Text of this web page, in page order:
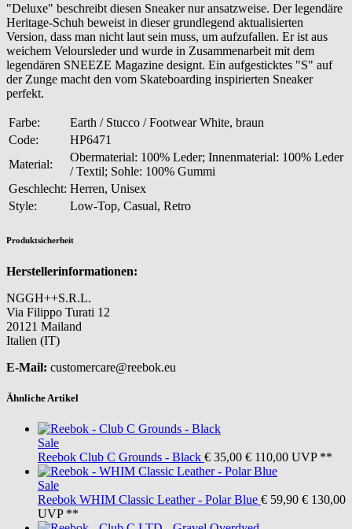
"Deluxe" beschreibt diesen Sneaker nur ansatzweise. Der legendäre
Heritage-Schuh beweist in dieser grundlegend aktualisierten
Version, dass man nicht laut sein muss, um aufzufallen. Er ist aus
weichem Veloursleder und wurde in Zusammenarbeit mit dem
legendären SNEEZE Magazine designt. Ein aufgesticktes "S" auf
der Zunge macht den vom Skateboarding inspirierten Sneaker
perfekt.
Farbe:
Earth / Stucco / Footwear White, braun
Code:
HP6471
Material:
Obermaterial: 100% Leder; Innenmaterial: 100% Leder
/ Textil; Sohle: 100% Gummi
Geschlecht: Herren, Unisex
Style:
Low-Top, Casual, Retro
Produktsicherheit
Herstellerinformationen:
NGGH++S.R.L.
Via Filippo Turati 12
20121 Mailand
Italien (IT)
E-Mail: customercare@reebok.eu
Ähnliche Artikel
Sale
Reebok Club C Grounds - Black € 35,00 € 110,00 UVP **
Sale
Reebok WHIM Classic Leather - Polar Blue € 59,90 € 130,00
UVP **